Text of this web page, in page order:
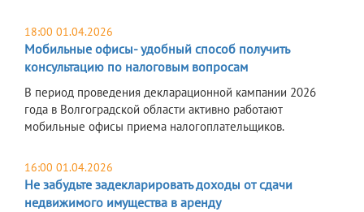
18:00 01.04.2026
Мобильные офисы- удобный способ получить
консультацию по налоговым вопросам
В период проведения декларационной кампании 2026
года в Волгоградской области активно работают
мобильные офисы приема налогоплательщиков.
16:00 01.04.2026
Не забудьте задекларировать доходы от сдачи
недвижимого имущества в аренду